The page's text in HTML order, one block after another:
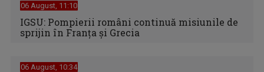
06 August, 11:10
IGSU: Pompierii români continuă misiunile de
sprijin în Franţa şi Grecia
06 August, 10:34